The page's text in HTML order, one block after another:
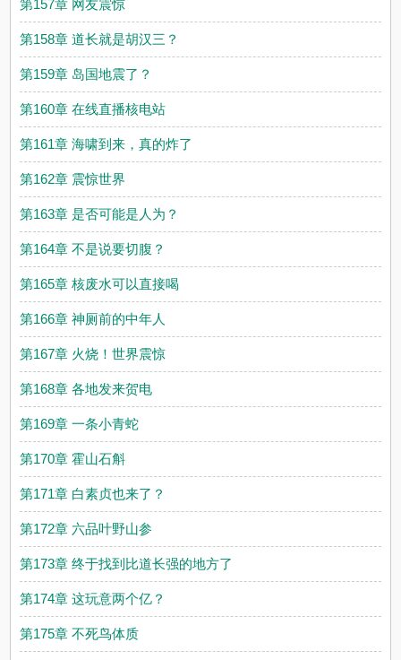
第157章 网友震惊
第158章 道长就是胡汉三？
第159章 岛国地震了？
第160章 在线直播核电站
第161章 海啸到来，真的炸了
第162章 震惊世界
第163章 是否可能是人为？
第164章 不是说要切腹？
第165章 核废水可以直接喝
第166章 神厕前的中年人
第167章 火烧！世界震惊
第168章 各地发来贺电
第169章 一条小青蛇
第170章 霍山石斛
第171章 白素贞也来了？
第172章 六品叶野山参
第173章 终于找到比道长强的地方了
第174章 这玩意两个亿？
第175章 不死鸟体质